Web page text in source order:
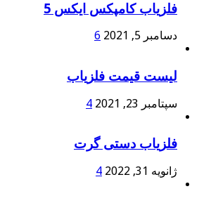
فلزیاب کامپکس ایکس 5
دسامبر 5, 2021 6
لیست قیمت فلزیاب
سپتامبر 23, 2021 4
فلزیاب دستی گرت
ژانویه 31, 2022 4